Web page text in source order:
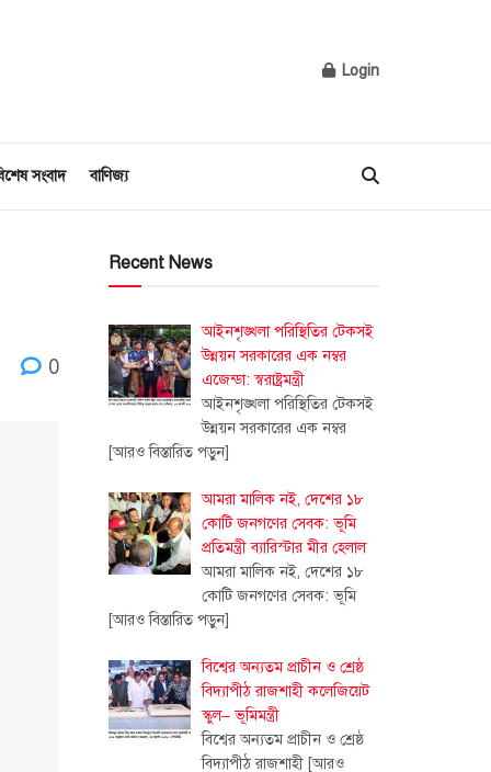
Login
সংবাদ বাণিজ্য
0
Recent News
আইনশৃঙ্খলা পরিস্থিতির টেকসই
উন্নয়ন সরকারের এক নম্বর
এজেন্ডা: স্বরাষ্ট্রমন্ত্রী
আইনশৃঙ্খলা পরিস্থিতির টেকসই
উন্নয়ন সরকারের এক নম্বর
[আরও বিস্তারিত পড়ুন]
আমরা মালিক নই, দেশের ১৮
কোটি জনগণের সেবক: ভূমি
প্রতিমন্ত্রী ব্যারিস্টার মীর হেলাল
আমরা মালিক নই, দেশের ১৮
কোটি জনগণের সেবক: ভূমি
[আরও বিস্তারিত পড়ুন]
বিশ্বের অন্যতম প্রাচীন ও শ্রেষ্ঠ
বিদ্যাপীঠ রাজশাহী কলেজিয়েট
স্কুল– ভূমিমন্ত্রী
বিশ্বের অন্যতম প্রাচীন ও শ্রেষ্ঠ
বিদ্যাপীঠ রাজশাহী [আরও